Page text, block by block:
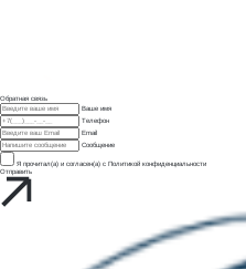
Обратная связь
Ваше имя
Телефон
Email
Сообщение
Я прочитал(а) и согласен(а) с Политикой конфиденциальности
Отправить